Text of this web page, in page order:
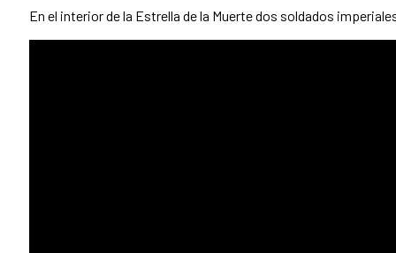
En el interior de la Estrella de la Muerte dos soldados